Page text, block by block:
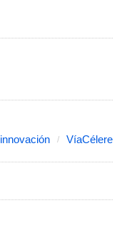
innovación VíaCélere